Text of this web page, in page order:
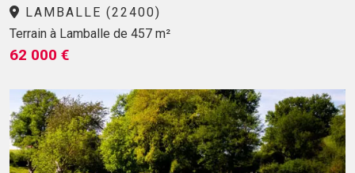
LAMBALLE (22400)
Terrain à Lamballe de 457 m²
62 000 €